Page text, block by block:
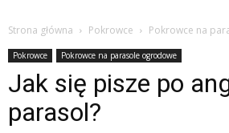
Strona główna Pokrowce Pokrowce na
Pokrowce Pokrowce na parasole ogrodowe
Jak się pisze po
parasol?